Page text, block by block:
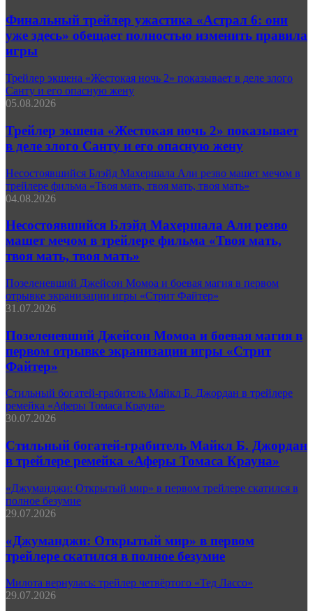
Финальный трейлер ужастика «Астрал 6: они
уже здесь» обещает полностью изменить правила
игры
Трейлер экшена «Жестокая ночь 2» показывает в деле злого
Санту и его опасную жену
05.08.2026
Трейлер экшена «Жестокая ночь 2» показывает
в деле злого Санту и его опасную жену
Несостоявшийся Блэйд Махершала Али резво машет мечом в
трейлере фильма «Твоя мать, твоя мать, твоя мать»
04.08.2026
Несостоявшийся Блэйд Махершала Али резво
машет мечом в трейлере фильма «Твоя мать,
твоя мать, твоя мать»
Позеленевший Джейсон Момоа и боевая магия в первом
отрывке экранизации игры «Стрит Файтер»
31.07.2026
Позеленевший Джейсон Момоа и боевая магия в
первом отрывке экранизации игры «Стрит
Файтер»
Стильный богатей-грабитель Майкл Б. Джордан в трейлере
ремейка «Аферы Томаса Крауна»
30.07.2026
Стильный богатей-грабитель Майкл Б. Джордан
в трейлере ремейка «Аферы Томаса Крауна»
«Джуманджи: Открытый мир» в первом трейлере скатился в
полное безумие
29.07.2026
«Джуманджи: Открытый мир» в первом
трейлере скатился в полное безумие
Милота вернулась: трейлер четвёртого «Тед Лассо»
29.07.2026